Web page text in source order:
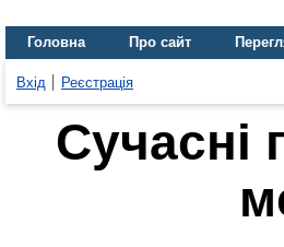
Головна Про сайт
Вхід Реєстрація
Сучасні